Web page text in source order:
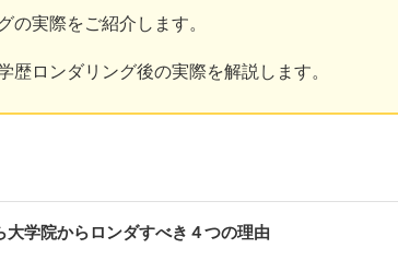
の実際をご紹介します。
ロンダリング後の実際を解説します。
学院からロンダすべき４つの理由